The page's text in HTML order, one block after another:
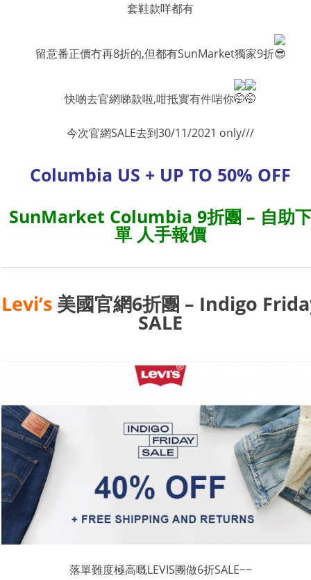
套鞋款咩都有
留意番正價冇再8折的,但都有SunMarket獨家9折
快啲去官網睇款啦,咁抵實有件啱你
今次官網SALE去到30/11/2021 only///
Columbia US + UP TO 50% OFF
SunMarket Columbia 9折團 – 自助
單 人手報價
Levi’s美國官網6折團 – Indigo
SALE
落單難度極高嘅LEVIS團做6折SALE~~